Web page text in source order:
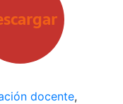
docente,